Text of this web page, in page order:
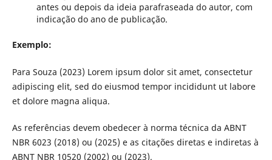
antes ou depois da ideia parafraseada do autor, com
indicação do ano de publicação.
Exemplo:
Para Souza (2023) Lorem ipsum dolor sit amet, consectetur
adipiscing elit, sed do eiusmod tempor incididunt ut labore
et dolore magna aliqua.
As referências devem obedecer à norma técnica da ABNT
NBR 6023 (2018) ou (2025) e as citações diretas e indiretas à
ABNT NBR 10520 (2002) ou (2023).